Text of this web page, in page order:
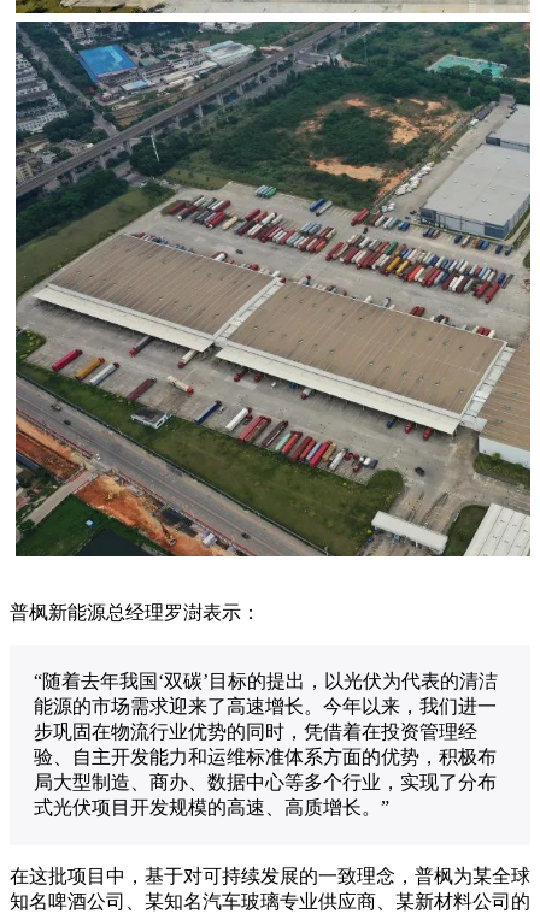
普枫新能源总经理罗澍表示：
“随着去年我国‘双碳’目标的提出，以光伏为代表的清洁
能源的市场需求迎来了高速增长。今年以来，我们进一
步巩固在物流行业优势的同时，凭借着在投资管理经
验、自主开发能力和运维标准体系方面的优势，积极布
局大型制造、商办、数据中心等多个行业，实现了分布
式光伏项目开发规模的高速、高质增长。”
在这批项目中，基于对可持续发展的一致理念，普枫为某全球
知名啤酒公司、某知名汽车玻璃专业供应商、某新材料公司的